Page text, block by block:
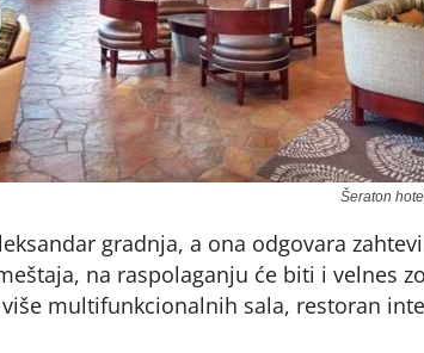
Šeraton
gradnja, a ona odgovara
na raspolaganju će biti i velnes
multifunkcionalnih sala, restoran